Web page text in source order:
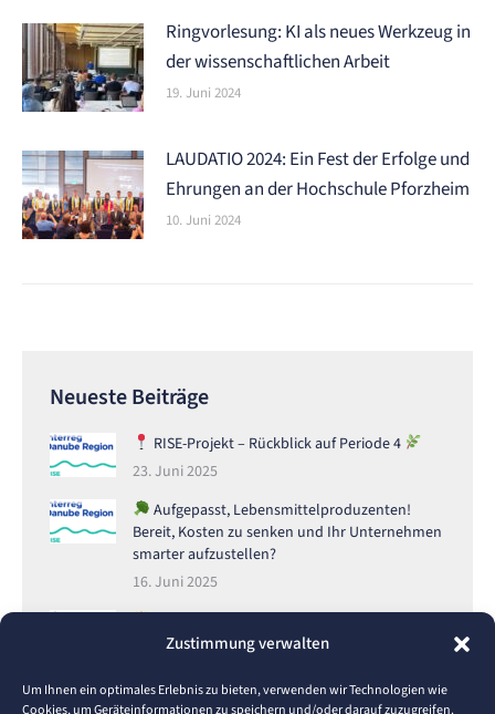
Zustimmung verwalten
Um Ihnen ein optimales Erlebnis zu bieten, verwenden wir Technologien wie
Cookies, um Geräteinformationen zu speichern und/oder darauf zuzugreifen.
Ringvorlesung: KI als neues Werkzeug in
der wissenschaftlichen Arbeit
19. Juni 2024
LAUDATIO 2024: Ein Fest der Erfolge und
Ehrungen an der Hochschule Pforzheim
10. Juni 2024
Neueste Beiträge
RISE-Projekt – Rückblick auf Periode 4
23. Juni 2025
Aufgepasst, Lebensmittelproduzenten!
Bereit, Kosten zu senken und Ihr Unternehmen
smarter aufzustellen?
16. Juni 2025
1. Juni 2025
Digitale Transformation im Fokus: HSPF bei der
RISE-Akademie in Kroatien